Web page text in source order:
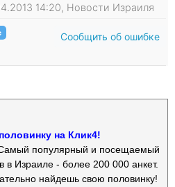
14:20, Новости Израиля
Сообщить об ошибке
на Клик4!
популярный и посещаемый
в Израиле - более 200 000 анкет.
найдешь свою половинку!